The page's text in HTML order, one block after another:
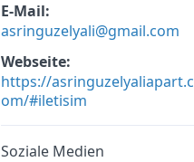
E-Mail
asringuzelyali@gmail.com
Webseite
https://asringuzelyaliapart.c
om/#iletisim
Soziale Medien